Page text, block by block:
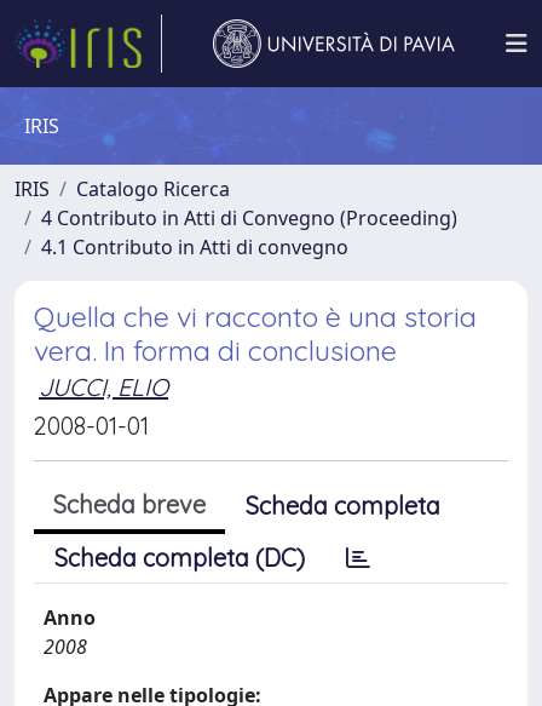
IRIS
IRIS
Catalogo Ricerca
4 Contributo in Atti di Convegno (Proceeding)
4.1 Contributo in Atti di convegno
Quella che vi racconto è una storia
vera. In forma di conclusione
JUCCI, ELIO
2008-01-01
Scheda breve
Scheda completa
Scheda completa (DC)
Anno
2008
Appare nelle tipologie: